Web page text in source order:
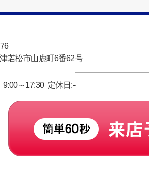
若松市山鹿町6番62号
～17:30 定休日:-